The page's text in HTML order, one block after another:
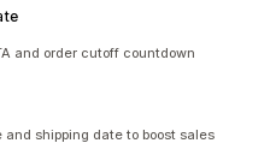
and order cutoff countdown
shipping date to boost sales